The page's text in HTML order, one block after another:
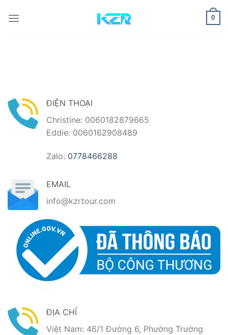
qua
0
ĐIỆN THOẠI
Christine: 0060182879665
Eddie: 0060162908489
Zalo: 0778466288
EMAIL
info@kzrtour.com
ĐỊA CHỈ
Việt Nam: 46/1 Đường 6, Phường Trường